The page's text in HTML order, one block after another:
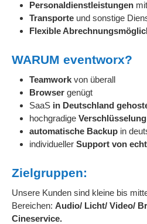
Personaldienstleistungen
Transporte und sonstige
Flexible
WARUM eventworx?
Teamwork von überall
Browser genügt
SaaS in Deutschland
hochgradige Verschlüsselung
automatische Backup in
individueller Support von
Zielgruppen:
Unsere Kunden sind kleine bis
Bereichen: Audio/ Licht/ Video/
Cineservice.